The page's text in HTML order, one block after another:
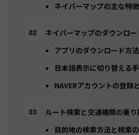
ネイバーマップの主な特
ネイバーマップのダウンロ
アプリのダウンロード方法
日本語表示に切り替える
NAVERアカウントの登録
ルート検索と交通機関の乗り
目的地の検索方法と検索